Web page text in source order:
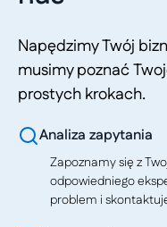
Napędzimy Twój
musimy poznać
prostych krokach.
Analiza zapytania
Zapoznamy się z
odpowiedniego
problem i